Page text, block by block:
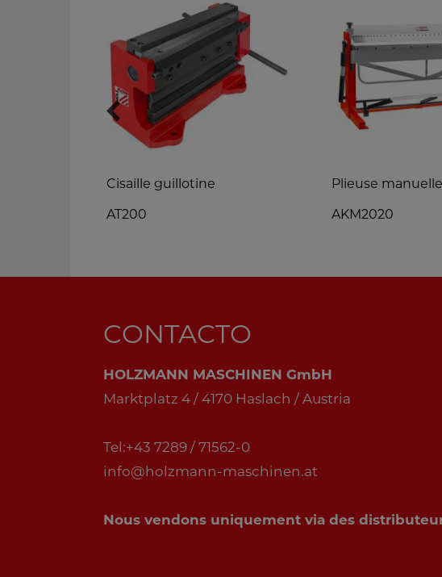
Cisaille guillotine
AT200
Plieuse manuelle
AKM2020
CONTACTO
HOLZMANN MASCHINEN GmbH
Marktplatz 4 / 4170 Haslach / Austria
Tel:+43 7289 / 71562-0
info@holzmann-maschinen.at
Nous vendons uniquement via des